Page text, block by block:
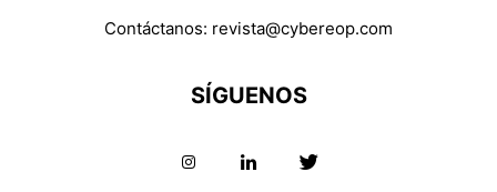
Contáctanos: revista@cybereop.com
SÍGUENOS